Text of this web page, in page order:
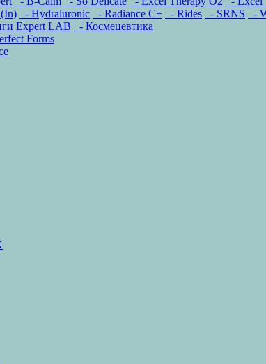
- Hydraluronic - Radiance C+ - Rides - SRNS -
Expert LAB
- Космецевтика
Forms